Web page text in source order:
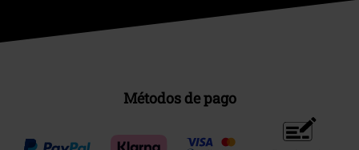
Métodos de pago